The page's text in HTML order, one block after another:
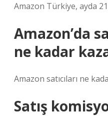
Amazon Türkiye, ayda
Amazon’da
ne kadar
Amazon satıcıları ne
Satış